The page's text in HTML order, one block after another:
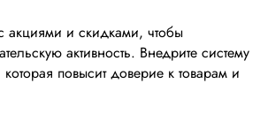
акциями и скидками, чтобы
активность. Внедрите систему
которая повысит доверие к товарам и